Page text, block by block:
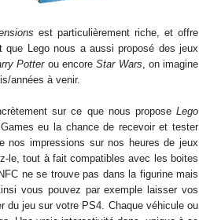
est particulièrement riche, et offre
que Lego nous a aussi proposé des jeux
y Potterou encoreStar Wars, on imagine
années à venir.
sur ce que nous proposeLego
eu l a chancede recevoir et tester
nos impressions sur nos heures de jeux
le, tout à fait compatibles avec les boites
ne se trouve pas dans la figurine mais
vous pouvez par exemple laisser vos
du jeu sur votre PS4. Chaque véhiculeou